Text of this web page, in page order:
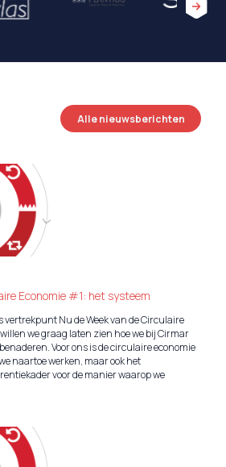
Alle nieuwsberichten
Economie #1: het systeem
vertrekpunt Nu de Week van de Circulaire
we graag laten zien hoe we bij Cirmar
Voor ons is de circulaire economie
naartoe werken, maar ook het
voor de manier waarop we